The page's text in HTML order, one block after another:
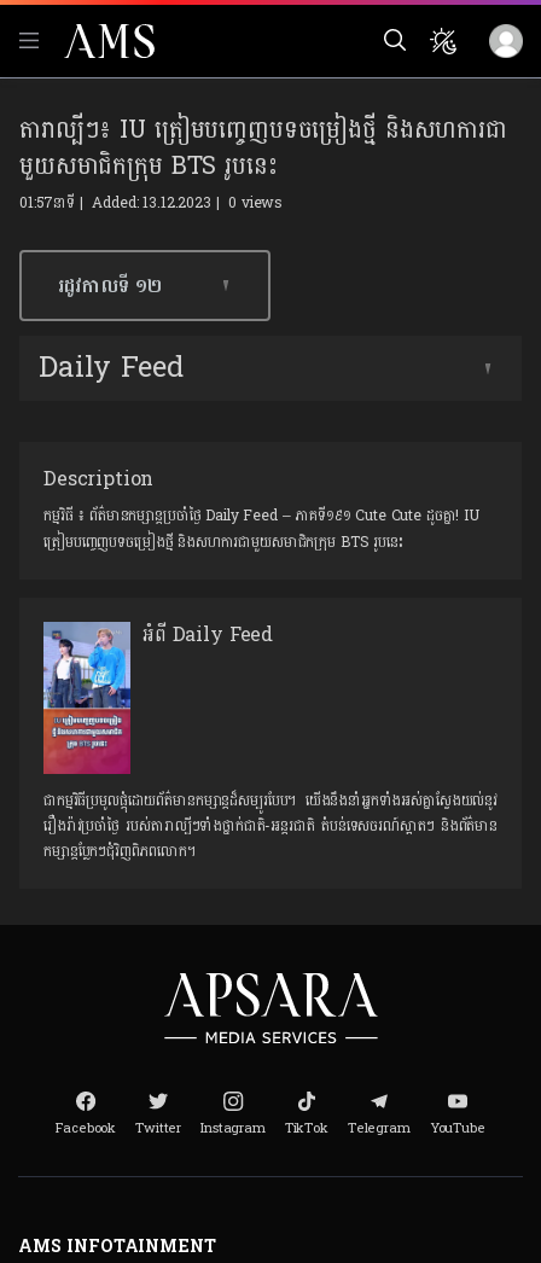
តារាល្បីៗ៖ IU ត្រៀមបញ្ចេញបទចម្រៀងថ្មី និងសហការជា
មួយសមាជិកក្រុម BTS រូបនេះ
01:57នាទី | Added: 13.12.2023 |0 views
Description
កម្មវិធី ៖ ព័ត៌មានកម្សាន្ដប្រចាំថ្ងៃ Daily Feed – ភាគទី១៩១ Cute Cute ដូចគ្នា! IU
ត្រៀមបញ្ចេញបទចម្រៀងថ្មី និងសហការជាមួយសមាជិកក្រុម BTS រូបនេះ
អំពី Daily Feed
ជាកម្មវិធីប្រមូលផ្ដុំដោយព័ត៌មានកម្សាន្តដ៏សម្បូរបែប។ យើងនឹងនាំអ្នកទាំងអស់គ្នាស្វែងយល់នូវ
រឿងរ៉ាវប្រចាំថ្ងៃ របស់តារាល្បីៗទាំងថ្នាក់ជាតិ-អន្តរជាតិ តំបន់ទេសចរណ៍ស្អាតៗ និង​ព័ត៌មាន
កម្សាន្តប្លែកៗជុំវិញពិភពលោក។
រដូវកាលទី​ ១២
Daily Feed
Facebook Twitter Instagram TikTok Telegram YouTube
AMS INFOTAINMENT